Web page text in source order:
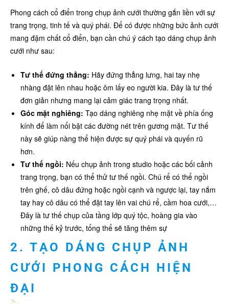
Phong cách cổ điển trong chụp ảnh cưới thường gắn liền với sự
trang trọng, tinh tế và quý phái. Để có được những bức ảnh cưới
mang đậm chất cổ điển, bạn cần chú ý cách tạo dáng chụp ảnh
cưới như sau:
Tư thế đứng thẳng: Hãy đứng thẳng lưng, hai tay nhẹ
nhàng đặt lên nhau hoặc ôm lấy eo người kia. Đây là tư thế
đơn giản nhưng mang lại cảm giác trang trọng nhất.
Góc mặt nghiêng: Tạo dáng nghiêng nhẹ mặt về phía ống
kính để làm nổi bật các đường nét trên gương mặt. Tư thế
này sẽ giúp nàng thể hiện được sự quý phái và quyến rũ
hơn.
Tư thế ngồi: Nếu chụp ảnh trong studio hoặc các bối cảnh
trang trọng, bạn có thể thử tư thế ngồi. Chú rể có thể ngồi
trên ghế, cô dâu đứng hoặc ngồi cạnh và ngược lại, tay nắm
tay hay cô dâu có thể đặt tay lên vai chú rể, cầm hoa cưới,…
Đây là tư thế chụp của tầng lớp quý tộc, hoàng gia vào
những thế kỷ trước, tổng thể sẽ tăng thêm sự
2. TẠO DÁNG CHỤP ẢNH
CƯỚI PHONG CÁCH HIỆN
ĐẠI